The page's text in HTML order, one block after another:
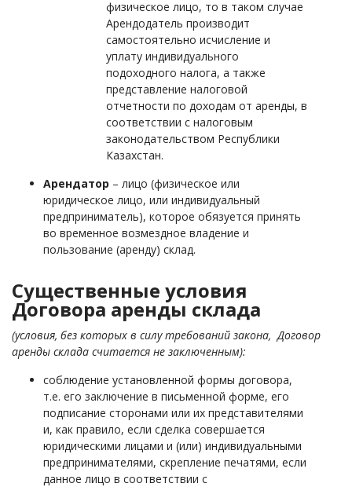
физическое лицо, то в таком случае
Арендодатель производит
самостоятельно исчисление и
уплату индивидуального
подоходного налога, а также
представление налоговой
отчетности по доходам от аренды, в
соответствии с налоговым
законодательством Республики
Казахстан.
Арендатор – лицо (физическое или
юридическое лицо, или индивидуальный
предприниматель), которое обязуется принять
во временное возмездное владение и
пользование (аренду) склад.
Существенные условия
Договора аренды склада
(условия, без которых в силу требований закона, Договор
аренды склада считается не заключенным):
соблюдение установленной формы договора,
т.е. его заключение в письменной форме, его
подписание сторонами или их представителями
и, как правило, если сделка совершается
юридическими лицами и (или) индивидуальными
предпринимателями, скрепление печатями, если
данное лицо в соответствии с